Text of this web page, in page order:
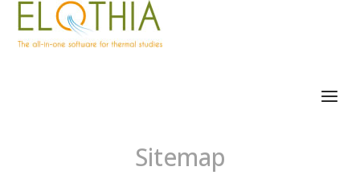
Sitemap